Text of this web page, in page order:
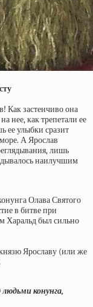
Как застенчиво она
нее, как трепетали ее
ее улыбки сразит
А Ярослав
лишь
наилучшим
Олава Святого
в битве при
Харальд был сильно
Ярославу (или же
людьми конунга,